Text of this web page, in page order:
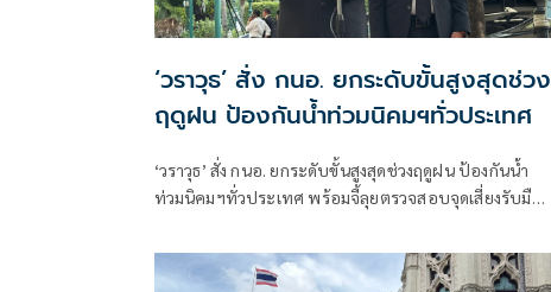
‘วราวุธ’ สั่ง กนอ. ยกระดับขั้นสูงสุดช่วง
ฤดูฝน ป้องกันน้ำท่วมนิคมฯทั่วประเทศ
‘วราวุธ’ สั่ง กนอ. ยกระดับขั้นสูงสุดช่วงฤดูฝน ป้องกันน้ำ
ท่วมนิคมฯทั่วประเทศ พร้อมจี้ลุยตรวจสอบจุดเสี่ยงรับมือ
เอลนีโญยาวถึงปี 70